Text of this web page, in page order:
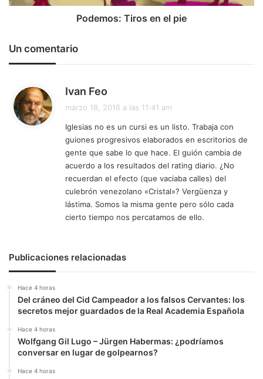
Podemos: Tiros en el pie
Un comentario
Ivan Feo
e
:
marzo 18, 2016 a las 11:41 am
Iglesias no es un cursi es un listo. Trabaja con
guiones progresivos elaborados en escritorios de
gente que sabe lo que hace. El guión cambia de
acuerdo a los resultados del rating diario. ¿No
recuerdan el efecto (que vaciaba calles) del
culebrón venezolano «Cristal»? Vergüenza y
lástima. Somos la misma gente pero sólo cada
cierto tiempo nos percatamos de ello.
Publicaciones relacionadas
Hace 4 horas
Del cráneo del Cid Campeador a los falsos Cervantes: los
secretos mejor guardados de la Real Academia Española
Hace 4 horas
Wolfgang Gil Lugo – Jürgen Habermas: ¿podríamos
conversar en lugar de golpearnos?
Hace 4 horas